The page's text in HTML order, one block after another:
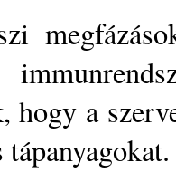
hogy a
tápanyagokat.